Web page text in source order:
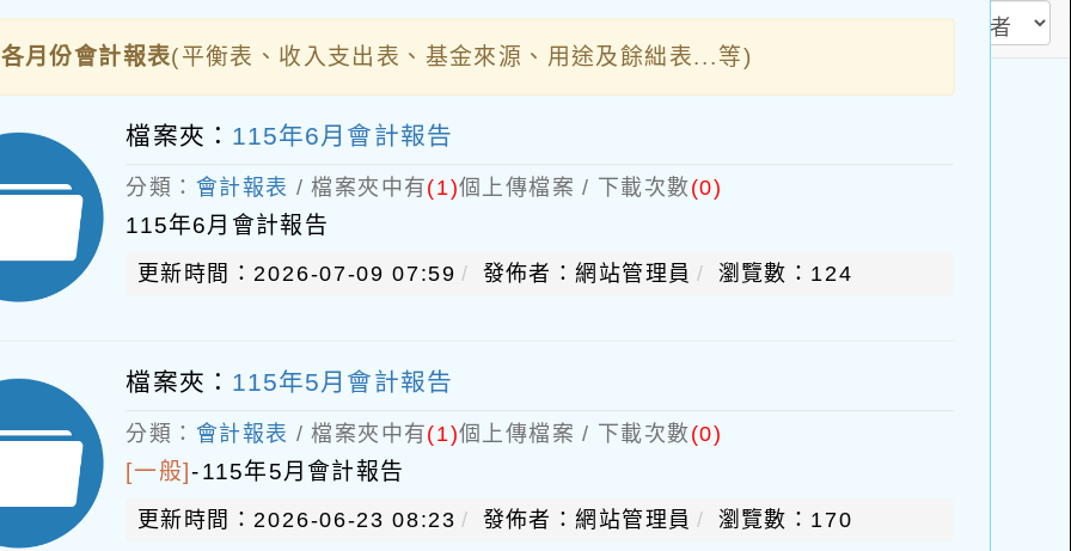
月份會計報表(平衡表、收入支出表、基金來源、用途及餘絀表...等)
檔案夾： 115年6月會計報告
分類： 會計報表 / 檔案夾中有(1)個上傳檔案 / 下載次數(0)
115年6月會計報告
更新時間：2026-07-09 07:59 發佈者：網站管理員 瀏覽數：124
檔案夾： 115年5月會計報告
分類： 會計報表 / 檔案夾中有(1)個上傳檔案 / 下載次數(0)
[一般]-115年5月會計報告
更新時間：2026-06-23 08:23 發佈者：網站管理員 瀏覽數：170